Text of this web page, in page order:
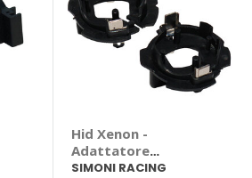
Hid Xenon -
Adattatore
portalampada
SIMONI RACING